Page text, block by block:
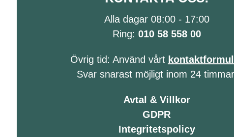
Alla dagar 08:00 - 17:00
Ring: 010 58 558 00
Övrig tid: Använd vårt
Svar snarast möjligt inom 24
Avtal & Villkor
GDPR
Integritetspolicy